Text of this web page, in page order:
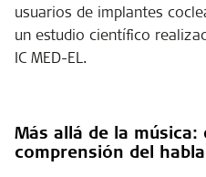
usuarios de implantes
un estudio científico
IC MED-EL.
Más allá de la música:
comprensión del